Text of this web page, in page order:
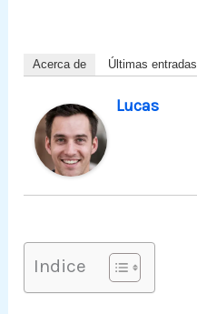
Acerca de Últimas entradas
Lucas
Indice